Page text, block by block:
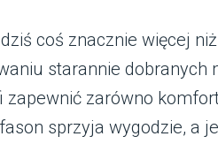
coś znacznie więcej
starannie dobranych
zarówno
sprzyja wygodzie, a